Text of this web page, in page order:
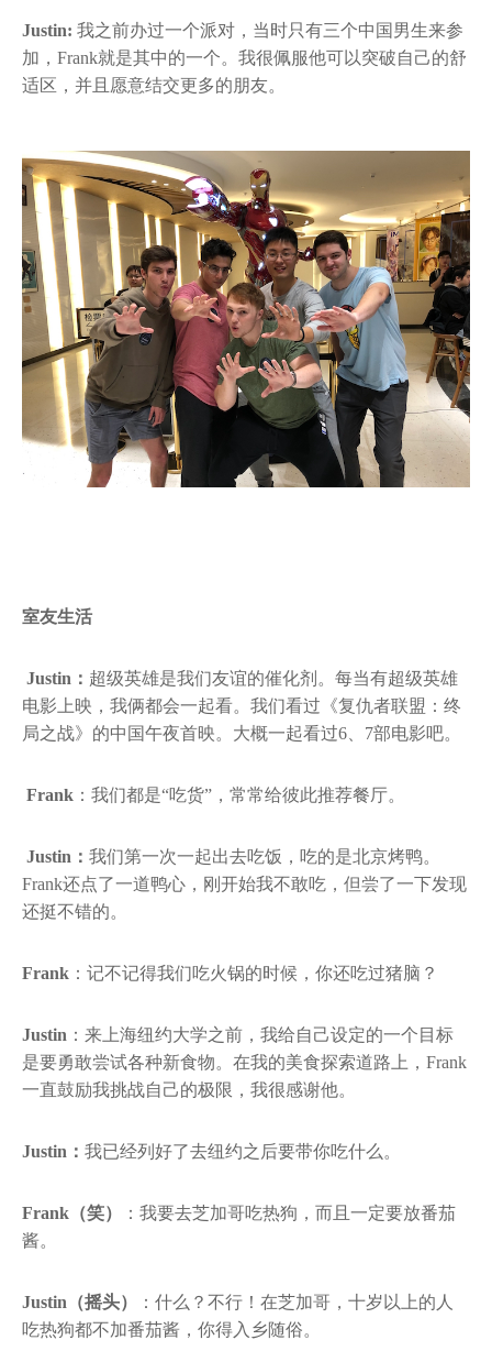
Justin: 我之前办过一个派对，当时只有三个中国男生来参
加，Frank就是其中的一个。我很佩服他可以突破自己的舒
适区，并且愿意结交更多的朋友。
室友生活
Justin： 超级英雄是我们友谊的催化剂。每当有超级英雄
电影上映，我俩都会一起看。我们看过《复仇者联盟：终
局之战》的中国午夜首映。大概一起看过6、7部电影吧。
Frank ：我们都是“吃货”，常常给彼此推荐餐厅。
Justin： 我们第一次一起出去吃饭，吃的是北京烤鸭。
Frank还点了一道鸭心，刚开始我不敢吃，但尝了一下发现
还挺不错的。
Frank ：记不记得我们吃火锅的时候，你还吃过猪脑？
Justin ：来上海纽约大学之前，我给自己设定的一个目标
是要勇敢尝试各种新食物。在我的美食探索道路上，Frank
一直鼓励我挑战自己的极限，我很感谢他。
Justin： 我已经列好了去纽约之后要带你吃什么。
Frank（笑）
：我要去芝加哥吃热狗，而且一定要放番茄
酱。
Justin（摇头）
：什么？不行！在芝加哥，十岁以上的人
吃热狗都不加番茄酱，你得入乡随俗。